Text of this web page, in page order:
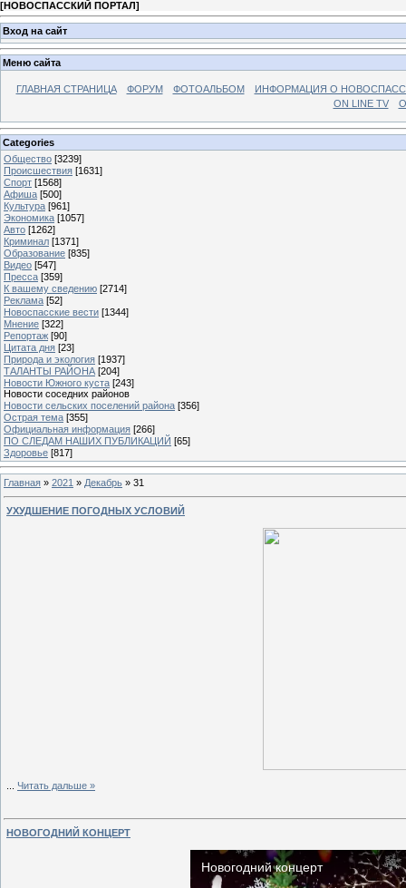
[НОВОСПАССКИЙ ПОРТАЛ]
Вход на сайт
Меню сайта
ГЛАВНАЯ СТРАНИЦА ФОРУМ ФОТОАЛЬБОМ
ИНФОРМАЦИЯ О
ON LINE TV
Categories
Общество [3239]
Происшествия [1631]
Спорт [1568]
Афиша [500]
Культура [961]
Экономика [1057]
Авто [1262]
Криминал [1371]
Образование [835]
Видео [547]
Пресса [359]
К вашему сведению [2714]
Реклама [52]
Новоспасские вести [1344]
Мнение [322]
Репортаж [90]
Цитата дня [23]
Природа и экология [1937]
ТАЛАНТЫ РАЙОНА [204]
Новости Южного куста [243]
Новости соседних районов
Новости сельских поселений района [356]
Острая тема [355]
Официальная информация [266]
ПО СЛЕДАМ НАШИХ ПУБЛИКАЦИЙ [65]
Здоровье [817]
Главная » 2021 » Декабрь » 31
УХУДШЕНИЕ ПОГОДНЫХ УСЛОВИЙ
Читать дальше »
НОВОГОДНИЙ КОНЦЕРТ